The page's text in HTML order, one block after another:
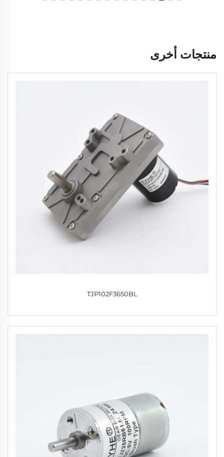
منتجات أخرى
TJP102F3650BL